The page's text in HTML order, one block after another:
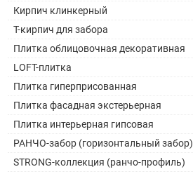
Кирпич клинкерный
Т-кирпич для забора
Плитка облицовочная декоративная
LOFT-плитка
Плитка гиперприсованная
Плитка фасадная экстерьерная
Плитка интерьерная гипсовая
РАНЧО-забор (горизонтальный забор)
STRONG-коллекция (ранчо-профиль)